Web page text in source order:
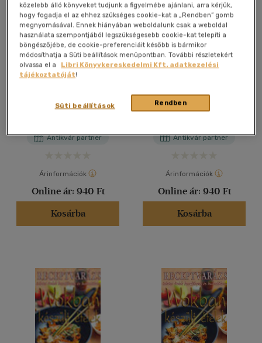
készült ételek
Antikvár partner
Árinformációk
Online ár: 940 Ft
Kosárba
Receptvarázs - Wokban
készült ételek
Antikvár partner
Árinformációk
Online ár: 940 Ft
Kosárba
közelebb álló könyveket tudjunk a figyelmébe ajánlani, arra kérjük,
hogy fogadja el az ehhez szükséges cookie-kat a „Rendben” gomb
megnyomásával. Ennek hiányában weboldalunk csak a weboldal
használata szempontjából legszükségesebb cookie-kat telepíti a
böngészőjébe, de cookie-preferenciáit később is bármikor
módosíthatja a Süti beállítások menüpontban. További részletekért
olvassa el a
Libri Könyvkereskedelmi Kft. adatkezelési
tájékoztatóját!
Rendben
Süti beállítások